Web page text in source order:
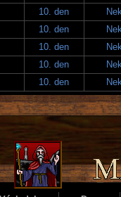
10. den
10. den
10. den
10. den
10. den